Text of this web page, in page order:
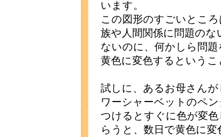
います。
この図形のすごいとこ
族や人間関係に問題の
ないのに、何かしら問
黄色に変色するというこ
試しに、あるお母さん
ワーシャーベットのペ
つけるとすぐに色が変
らうと、数日で黄色に